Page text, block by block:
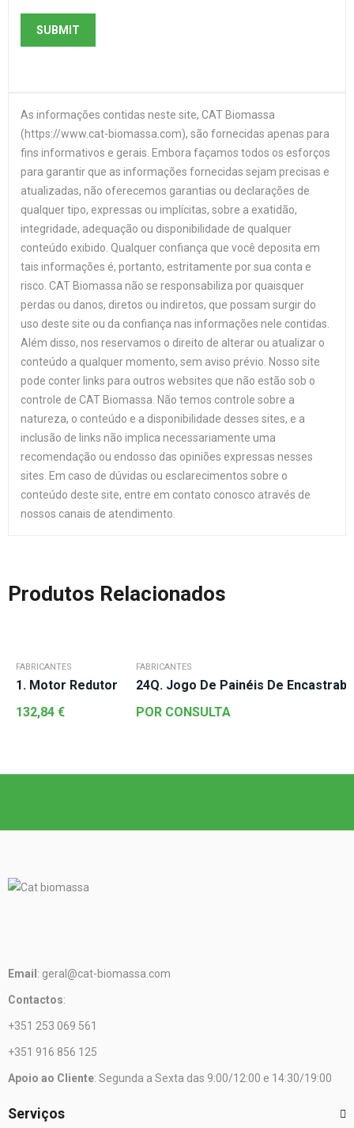
As informações contidas neste site, CAT Biomassa
(https://www.cat-biomassa.com), são fornecidas apenas para
fins informativos e gerais. Embora façamos todos os esforços
para garantir que as informações fornecidas sejam precisas e
atualizadas, não oferecemos garantias ou declarações de
qualquer tipo, expressas ou implícitas, sobre a exatidão,
integridade, adequação ou disponibilidade de qualquer
conteúdo exibido. Qualquer confiança que você deposita em
tais informações é, portanto, estritamente por sua conta e
risco. CAT Biomassa não se responsabiliza por quaisquer
perdas ou danos, diretos ou indiretos, que possam surgir do
uso deste site ou da confiança nas informações nele contidas.
Além disso, nos reservamos o direito de alterar ou atualizar o
conteúdo a qualquer momento, sem aviso prévio. Nosso site
pode conter links para outros websites que não estão sob o
controle de CAT Biomassa. Não temos controle sobre a
natureza, o conteúdo e a disponibilidade desses sites, e a
inclusão de links não implica necessariamente uma
recomendação ou endosso das opiniões expressas nesses
sites. Em caso de dúvidas ou esclarecimentos sobre o
conteúdo deste site, entre em contato conosco através de
nossos canais de atendimento.
Produtos Relacionados
FABRICANTES
1. Motor Redutor
132,84 €
FABRICANTES
24Q. Jogo De Painéis De
POR CONSULTA
Email : geral@cat-biomassa.com
Contactos:
+351 253 069 561
+351 916 856 125
Apoio ao Cliente: Segunda a Sexta das 9:00/12:00 e 14:30/19:00
Serviços